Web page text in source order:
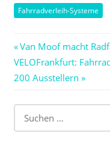
Fahrradverleih-Systeme
Vorheriger
Beitrag:
Van Moof macht
Nächster
Beitrag:
VELOFrankfurt:
200 Ausstellern